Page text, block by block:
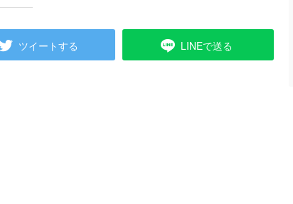
ツイートする LINEで送る